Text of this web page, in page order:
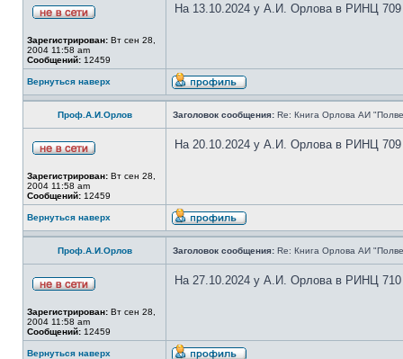
Зарегистрирован: Вт сен 28,
2004 11:58 am
Сообщений: 12459
На 13.10.2024 у А.И. Орлова в РИНЦ 709
Вернуться наверх
Проф.А.И.Орлов Заголовок сообщения: Re: Книга Орлова АИ
Зарегистрирован: Вт сен 28,
2004 11:58 am
Сообщений: 12459
На 20.10.2024 у А.И. Орлова в РИНЦ 709
Вернуться наверх
Проф.А.И.Орлов Заголовок сообщения: Re: Книга Орлова АИ
Зарегистрирован: Вт сен 28,
2004 11:58 am
Сообщений: 12459
На 27.10.2024 у А.И. Орлова в РИНЦ 710
Вернуться наверх